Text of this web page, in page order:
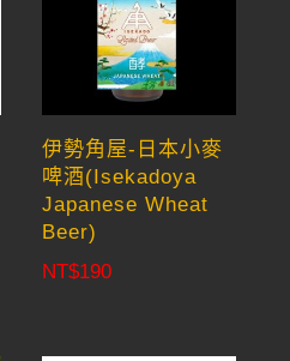
伊勢角屋-日本小麥
啤酒(Isekadoya
Japanese Wheat
Beer)
NT$190